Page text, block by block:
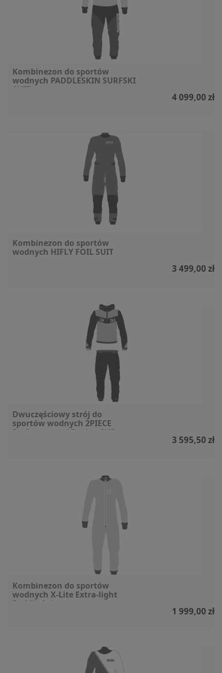
Kombinezon do sportów
wodnych PADDLESKIN SURFSKI
SUIT
4 099,00 zł
Kombinezon do sportów
wodnych HIFLY FOIL SUIT
3 499,00 zł
Dwuczęściowy strój do
sportów wodnych 2PIECE
Performance / Racing SUP
3 595,50 zł
Kombinezon do sportów
wodnych X-Lite Extra-light
Paddle Suit
1 999,00 zł